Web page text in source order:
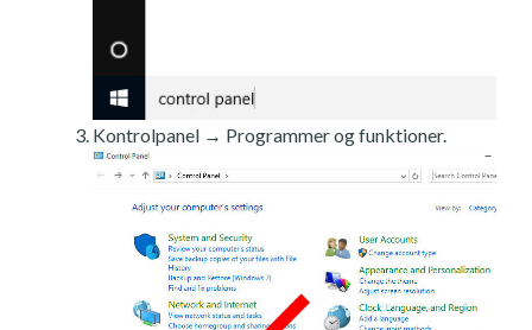
Kontrolpanel → Programmer og funktioner.